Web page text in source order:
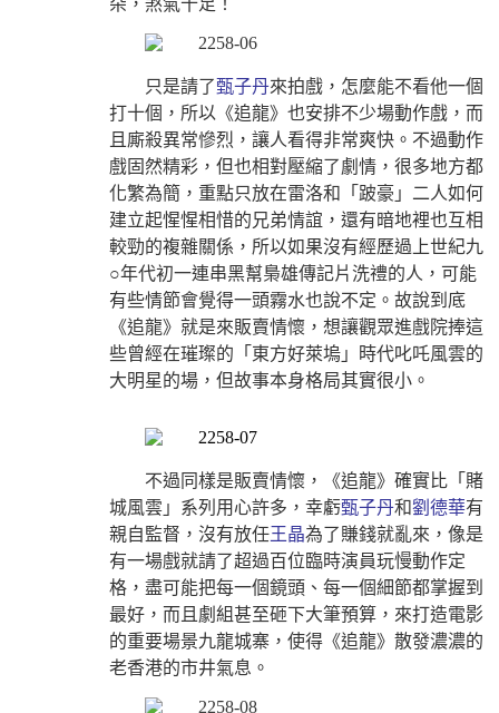
只是請了甄子丹來拍戲，怎麼能不看他一個
打十個，所以《追龍》也安排不少場動作戲，而
且廝殺異常慘烈，讓人看得非常爽快。不過動作
戲固然精彩，但也相對壓縮了劇情，很多地方都
化繁為簡，重點只放在雷洛和「跛豪」二人如何
建立起惺惺相惜的兄弟情誼，還有暗地裡也互相
較勁的複雜關係，所以如果沒有經歷過上世紀九
○年代初一連串黑幫梟雄傳記片洗禮的人，可能
有些情節會覺得一頭霧水也說不定。故說到底
《追龍》就是來販賣情懷，想讓觀眾進戲院捧這
些曾經在璀璨的「東方好萊塢」時代叱吒風雲的
大明星的場，但故事本身格局其實很小。
不過同樣是販賣情懷，《追龍》確實比「賭
城風雲」系列用心許多，幸虧甄子丹和劉德華有
親自監督，沒有放任王晶為了賺錢就亂來，像是
有一場戲就請了超過百位臨時演員玩慢動作定
格，盡可能把每一個鏡頭、每一個細節都掌握到
最好，而且劇組甚至砸下大筆預算，來打造電影
的重要場景九龍城寨，使得《追龍》散發濃濃的
老香港的市井氣息。